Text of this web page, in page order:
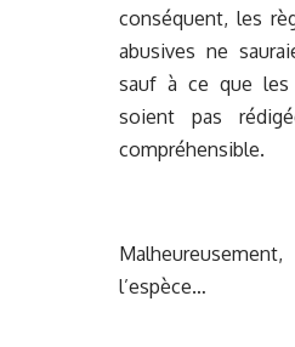
conséquent, les
abusives ne
sauf à ce que les
soient pas
compréhensible.
l’espèce…